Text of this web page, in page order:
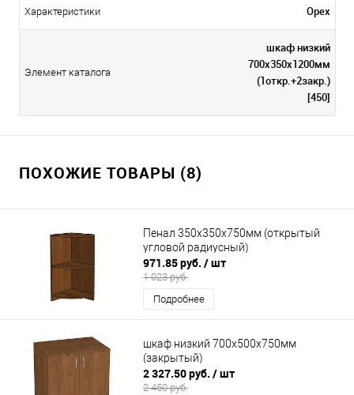
Характеристики Орех
Элемент каталога
шкаф низкий
700х350х1200мм
(1откр.+2закр.)
[450]
ПОХОЖИЕ ТОВАРЫ (8)
Пенал 350х350х750мм (открытый
угловой радиусный)
971.85 руб. / шт
1 023 руб.
Подробнее
шкаф низкий 700х500х750мм
(закрытый)
2 327.50 руб. / шт
2 450 руб.